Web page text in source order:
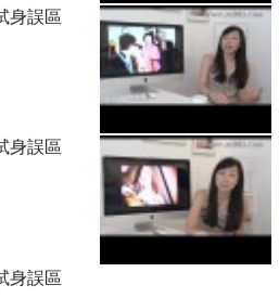
身誤區
身誤區
身誤區